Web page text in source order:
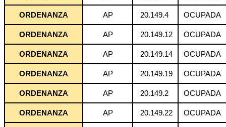
ORDENANZA AP 20.149.4 OCUPADA
ORDENANZA AP 20.149.12 OCUPADA
ORDENANZA AP 20.149.14 OCUPADA
ORDENANZA AP 20.149.19 OCUPADA
ORDENANZA AP 20.149.2 OCUPADA
ORDENANZA AP 20.149.22 OCUPADA